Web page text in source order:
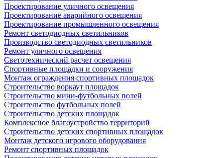
Проектирование уличного освещения
Проектирование аварийного освещения
Проектирование промышленного освещения
Ремонт светодиодных светильников
Производство светодиодных светильников
Ремонт уличного освещения
Светотехнический расчет освещения
Спортивные площадки и сооружения
Монтаж ограждения спортивных площадок
Строительство воркаут площадок
Строительство мини-футбольных полей
Строительство футбольных полей
Строительство детских площадок
Комплексное благоустройство территорий
Строительство детских спортивных площадок
Монтаж детского игрового оборудования
Ремонт спортивных площадок